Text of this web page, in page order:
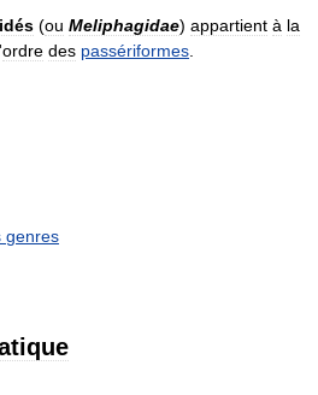
(ou Meliphagidae) appartient à la
'ordre des passériformes
genres